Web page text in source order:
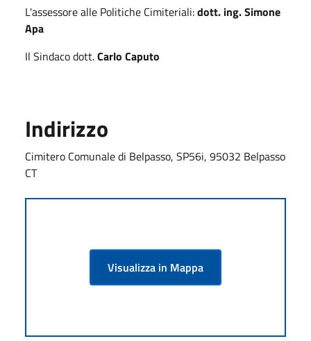
L'assessore alle Politiche Cimiteriali:dott. ing. Simone
Apa
Il Sindaco dott.Carlo Caputo
Indirizzo
Cimitero Comunale di Belpasso, SP56i, 95032 Belpasso
CT
Visualizza in Mappa